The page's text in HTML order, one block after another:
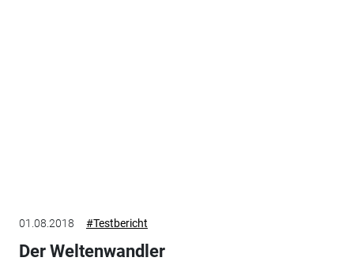
01.08.2018 #Testbericht
Der Weltenwandler